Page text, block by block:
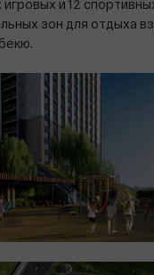
игровых и 12
зон для отдыха